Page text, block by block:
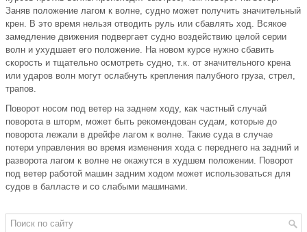
Заняв положение лагом к волне, судно может получить значительный
крен. В это время нельзя отводить руль или сбавлять ход. Всякое
замедление движения подвергает судно воздействию целой серии
волн и ухудшает его положение. На новом курсе нужно сбавить
скорость и тщательно осмотреть судно, т.к. от значительного крена
или ударов волн могут ослабнуть крепления палубного груза, стрел,
трапов.
Поворот носом под ветер на заднем ходу, как частный случай
поворота в шторм, может быть рекомендован судам, которые до
поворота лежали в дрейфе лагом к волне. Такие суда в случае
потери управления во время изменения хода с переднего на задний и
разворота лагом к волне не окажутся в худшем положении. Поворот
под ветер работой машин задним ходом может использоваться для
судов в балласте и со слабыми машинами.